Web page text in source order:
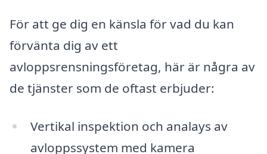
För att ge dig en känsla för vad du kan
förvänta dig av ett
avloppsrensningsföretag, här är några av
de tjänster som de oftast erbjuder:
Vertikal inspektion och analays av
avloppssystem med kamera